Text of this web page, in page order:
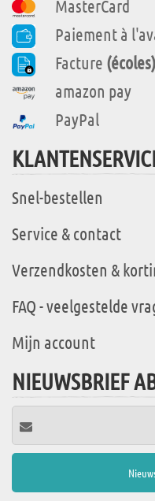
MasterCard
Paiement à
Facture (écoles)
amazon pay
PayPal
Snel-bestellen
Service & contact
Verzendkosten &
FAQ - veelgestelde
Mijn account
NIEUWSBRIEF